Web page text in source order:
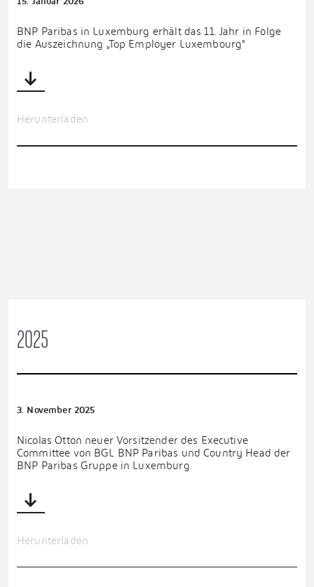
BNP Paribas in Luxemburg erhält das 11. Jahr in Folge
die Auszeichnung „Top Employer Luxembourg“
Herunterladen
2025
3. November 2025
Nicolas Otton neuer Vorsitzender des Executive
Committee von BGL BNP Paribas und Country Head der
BNP Paribas Gruppe in Luxemburg
Herunterladen